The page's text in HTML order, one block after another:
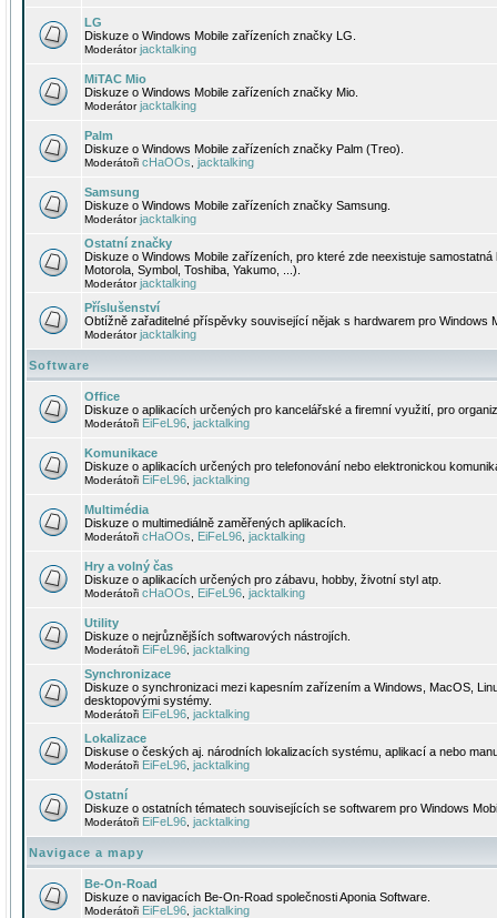
LG
Diskuze o Windows Mobile zařízeních značky LG.
Moderátorjacktalking
MiTAC Mio
Diskuze o Windows Mobile zařízeních značky Mio.
Moderátorjacktalking
Palm
Diskuze o Windows Mobile zařízeních značky Palm (Treo).
Moderátoři cHaOOs jacktalking
Samsung
Diskuze o Windows Mobile zařízeních značky Samsung.
Moderátorjacktalking
Ostatní značky
Diskuze o Windows Mobile zařízeních, pro které zde neexistuje
Motorola, Symbol, Toshiba, Yakumo, ...).
Moderátorjacktalking
Příslušenství
Obtížně zařaditelné příspěvky související nějak s hardwarem pro Windows
Moderátorjacktalking
Software
Office
Diskuze o aplikacích určených pro kancelářské a firemní využití, pro
Moderátoři EiFeL96 jacktalking
Komunikace
Diskuze o aplikacích určených pro telefonování nebo elektronickou
Moderátoři EiFeL96 jacktalking
Multimédia
Diskuze o multimediálně zaměřených aplikacích.
Moderátoři cHaOOs EiFeL96 jacktalking
Hry a volný čas
Diskuze o aplikacích určených pro zábavu, hobby, životní styl atp.
Moderátoři cHaOOs EiFeL96 jacktalking
Utility
Diskuze o nejrůznějších softwarových nástrojích.
Moderátoři EiFeL96 jacktalking
Synchronizace
Diskuze o synchronizaci mezi kapesním zařízením a Windows, MacOS,
desktopovými systémy.
Moderátoři EiFeL96 jacktalking
Lokalizace
Diskuse o českých aj. národních lokalizacích systému, aplikací a nebo
Moderátoři EiFeL96 jacktalking
Ostatní
Diskuze o ostatních tématech souvisejících se softwarem pro Windows
Moderátoři EiFeL96 jacktalking
Navigace a mapy
Be-On-Road
Diskuze o navigacích Be-On-Road společnosti Aponia Software.
Moderátoři EiFeL96 jacktalking